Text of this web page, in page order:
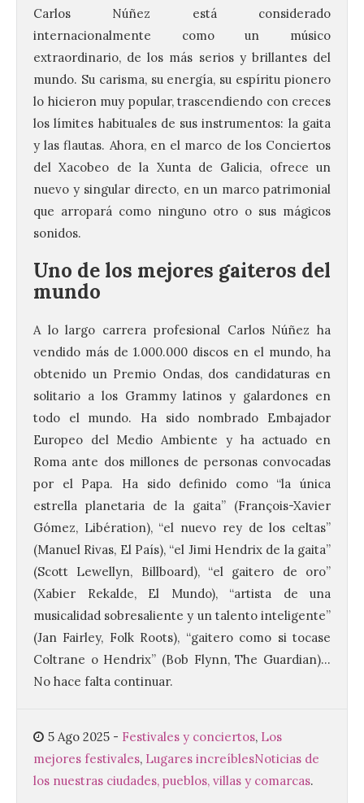
Carlos Núñez está considerado
internacionalmente como un músico
extraordinario, de los más serios y brillantes del
mundo. Su carisma, su energía, su espíritu pionero
lo hicieron muy popular, trascendiendo con creces
los límites habituales de sus instrumentos: la gaita
y las flautas. Ahora, en el marco de los Conciertos
del Xacobeo de la Xunta de Galicia, ofrece un
nuevo y singular directo, en un marco patrimonial
que arropará como ninguno otro o sus mágicos
sonidos.
Uno de los mejores gaiteros del
mundo
A lo largo carrera profesional Carlos Núñez ha
vendido más de 1.000.000 discos en el mundo, ha
obtenido un Premio Ondas, dos candidaturas en
solitario a los Grammy latinos y galardones en
todo el mundo. Ha sido nombrado Embajador
Europeo del Medio Ambiente y ha actuado en
Roma ante dos millones de personas convocadas
por el Papa. Ha sido definido como “la única
estrella planetaria de la gaita” (François-Xavier
Gómez, Libération), “el nuevo rey de los celtas”
(Manuel Rivas, El País), “el Jimi Hendrix de la gaita”
(Scott Lewellyn, Billboard), “el gaitero de oro”
(Xabier Rekalde, El Mundo), “artista de una
musicalidad sobresaliente y un talento inteligente”
(Jan Fairley, Folk Roots), “gaitero como si tocase
Coltrane o Hendrix” (Bob Flynn, The Guardian)…
No hace falta continuar.
5 Ago 2025 - Festivales y conciertos, Los
mejores festivales, Lugares increíblesNoticias de
los nuestras ciudades, pueblos, villas y comarcas.
Vuelve la tradicional Feria
de Dulces del Convento a
Gradefes
Tendrá lugar el 9 de
agosto en los aledaños del
monasterio cisterciense
de Santa María la Real de
Gradefes. Una cita
imprescindible para disfrutar de los
[…]